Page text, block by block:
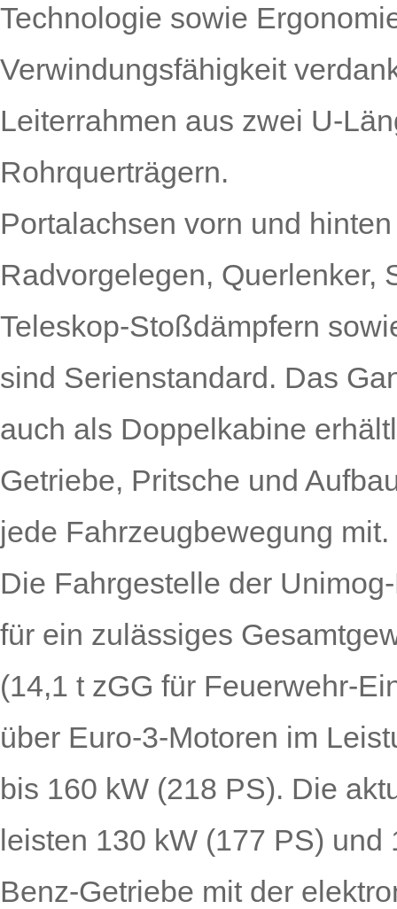
Technologie sowie
Verwindungsfähigkeit
Leiterrahmen aus zwei U-
Rohrquerträgern.
Portalachsen vorn und
Radvorgelegen, Querlenker,
Teleskop-Stoßdämpfern
sind Serienstandard. Das
auch als Doppelkabine
Getriebe, Pritsche und
jede Fahrzeugbewegung mit.
Die Fahrgestelle der
für ein zulässiges
(14,1 t zGG für Feuerwehr-
über Euro-3-Motoren im
bis 160 kW (218 PS). Die
leisten 130 kW (177 PS)
Benz-Getriebe mit der